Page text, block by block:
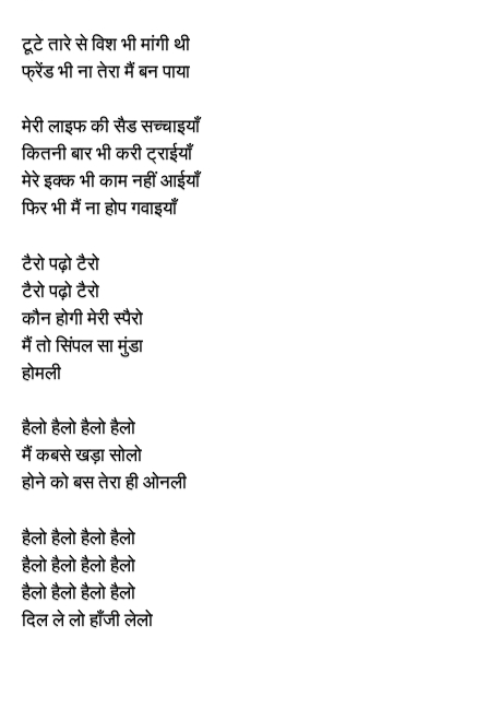
टूटे तारे से विश भी मांगी थी
फ्रेंड भी ना तेरा मैं बन पाया
मेरी लाइफ की सैड सच्चाइयाँ
कितनी बार भी करी ट्राईयाँ
मेरे इक्क भी काम नहीं आईयाँ
फिर भी मैं ना होप गवाइयाँ
टैरो पढ़ो टैरो
टैरो पढ़ो टैरो
कौन होगी मेरी स्पैरो
मैं तो सिंपल सा मुंडा
होमली
हैलो हैलो हैलो हैलो
मैं कबसे खड़ा सोलो
होने को बस तेरा ही ओनली
हैलो हैलो हैलो हैलो
हैलो हैलो हैलो हैलो
हैलो हैलो हैलो हैलो
दिल ले लो हाँजी लेलो